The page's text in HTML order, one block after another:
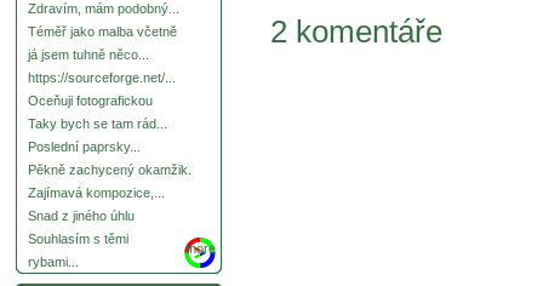
Zdravím, mám podobný...
Téměř jako malba včetně
já jsem tuhně něco...
https://sourceforge.net/...
Oceňuji fotografickou
Taky bych se tam rád...
Poslední paprsky...
Pěkně zachycený okamžik.
Zajímavá kompozice,...
Snad z jiného úhlu
Souhlasím s těmi
rybami...
more
2 komentáře